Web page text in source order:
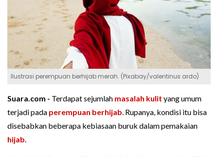
Ilustrasi perempuan berhijab merah. (Pixabay/valentinus ardo)
Suara.com - Terdapat sejumlah masalah kulit yang umum
terjadi pada perempuan berhijab. Rupanya, kondisi itu bisa
disebabkan beberapa kebiasaan buruk dalam pemakaian
hijab.